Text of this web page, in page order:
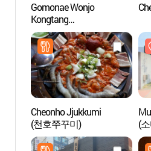
Gomonae Wonjo
Kongtang
(고모네원조콩탕)
Cheonho Jjukkumi
(천호쭈꾸미)
(